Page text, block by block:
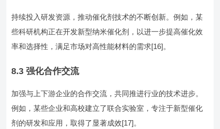
持续投入研发资源，推动催化剂技术的不断创新。例如，某
些科研机构正在开发新型纳米催化剂，以进一步提高催化效
率和选择性，满足市场对高性能材料的需求[16]。
8.3 强化合作交流
加强与上下游企业的合作交流，共同推进行业的技术进步。
例如，某些企业和高校建立了联合实验室，专注于新型催化
剂的研发和应用，取得了显著成效[17]。